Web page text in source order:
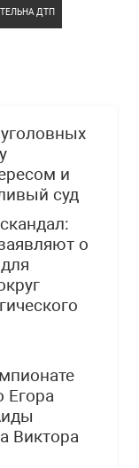
ДТП
и
суд
о
Егора
Виктора